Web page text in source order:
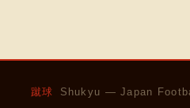
蹴球 Shukyu — Japan